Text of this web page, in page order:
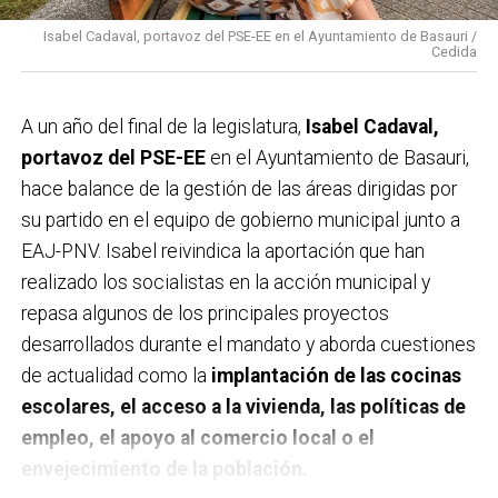
Isabel Cadaval, portavoz del PSE-EE en el Ayuntamiento de Basauri /
Cedida
A un año del final de la legislatura, Isabel Cadaval,
portavoz del PSE-EEen el Ayuntamiento de Basauri,
hace balance de la gestión de las áreas dirigidas por
su partido en el equipo de gobierno municipal junto a
EAJ-PNV. Isabel reivindica la aportación que han
realizado los socialistas en la acción municipal y
repasa algunos de los principales proyectos
desarrollados durante el mandato y aborda cuestiones
de actualidad como la implantación de las cocinas
escolares, el acceso a la vivienda, las políticas de
empleo, el apoyo al comercio local o el
envejecimiento de la población.